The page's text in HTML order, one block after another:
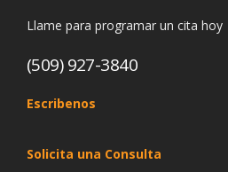
Llame para programar un cita hoy
(509) 927-3840
Escribenos
Solicita una Consulta